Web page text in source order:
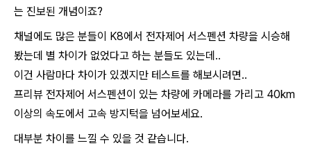
는 진보된 개념이죠?
채널에도 많은 분들이 K8에서 전자제어 서스펜션 차량을 시승해
봤는데 별 차이가 없었다고 하는 분들도 있는데..
이건 사람마다 차이가 있겠지만 테스트를 해보시려면..
프리뷰 전자제어 서스펜션이 있는 차량에 카메라를 가리고 40km
이상의 속도에서 고속 방지턱을 넘어보세요.
대부분 차이를 느낄 수 있을 것 같습니다.